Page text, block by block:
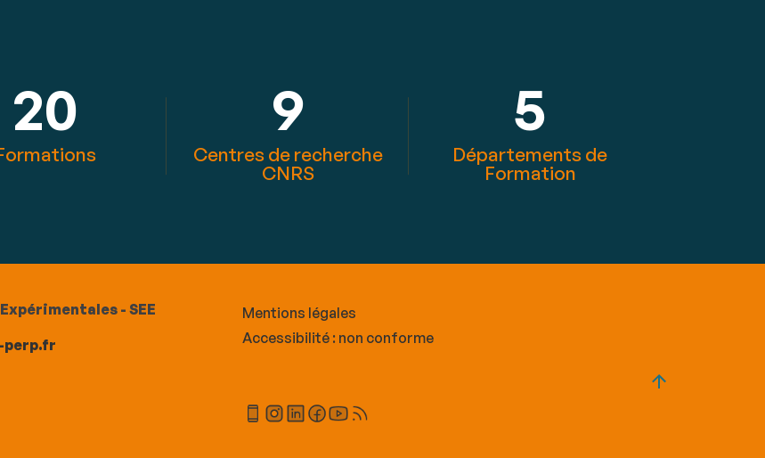
20 9
Centres de recherche
CNRS
5
Départements de
Formation
- SEE
perp.fr
Mentions légales
Accessibilité : non conforme